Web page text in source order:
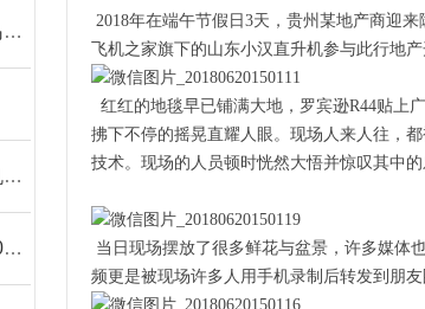
一架400万直升机在河北秦皇岛景区体验飞行
苏州房地产商租赁400万直升机空中看房
飞机之家派出2架直升机参加2019沈阳法库航展
2018年在端午节假日3天，贵州某地产商迎
飞机之家旗下的山东小汉直升机参与此行地
红红的地毯早已铺满大地，罗宾逊R44贴上
拂下不停的摇晃直耀人眼。现场人来人往，
技术。现场的人员顿时恍然大悟并惊叹其中的
当日现场摆放了很多鲜花与盆景，许多媒体
频更是被现场许多人用手机录制后转发到朋